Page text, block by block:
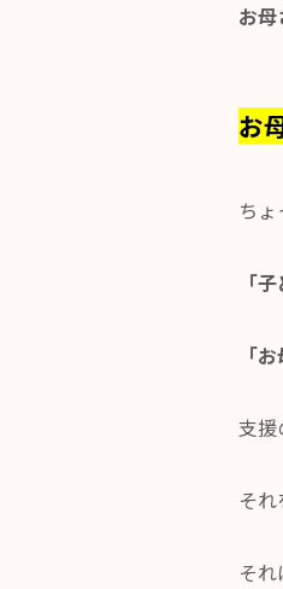
お
お
ちょ
「
「
支援
それ
それ